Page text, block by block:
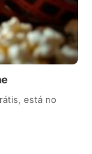
está no